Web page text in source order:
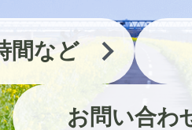
間など
お問い合わ